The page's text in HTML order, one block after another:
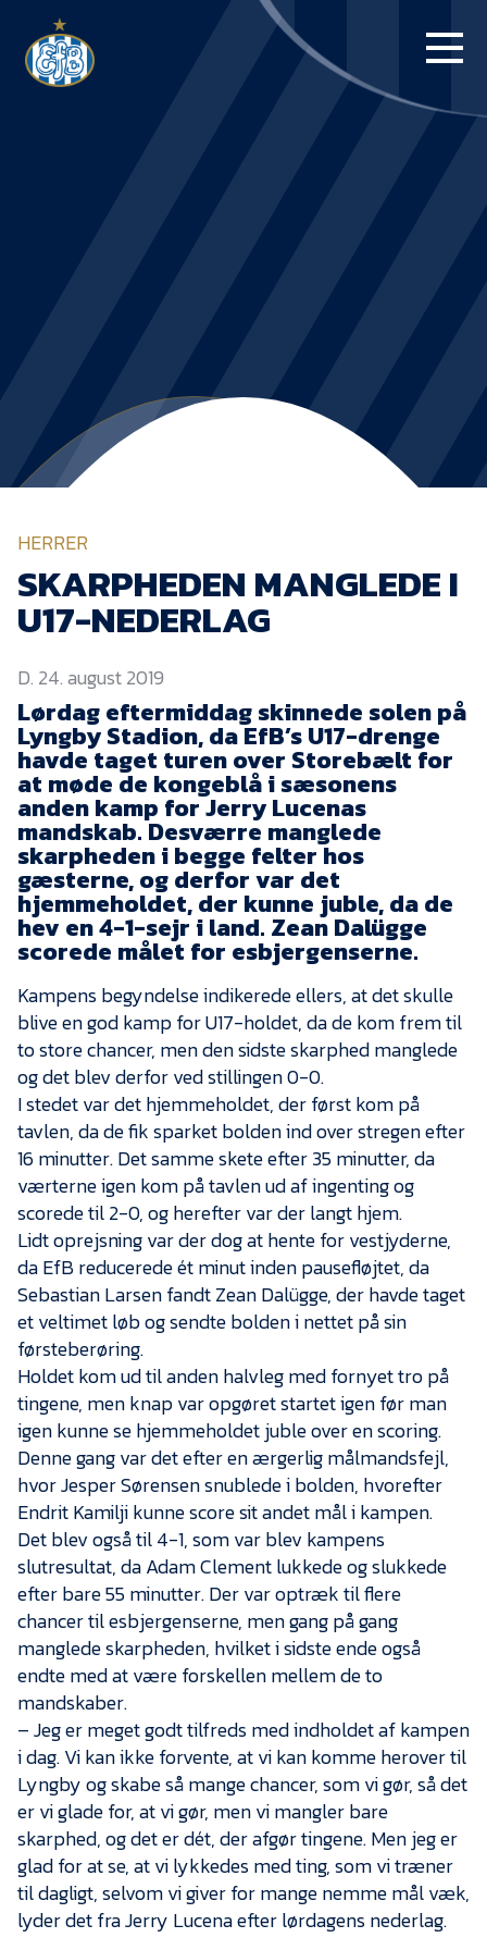
BLUE WATER
NYHEDER
EfB Akademi
Sydvestjysk Fodbold
Samarbejde
Partnere
Blue Water Arena
Aktionærinformation
Kontakt
Job i EfB
Presse
HERRER
SKARPHEDEN MANGLEDE I
U17-NEDERLAG
D. 24. august 2019
Lørdag eftermiddag skinnede solen på
Lyngby Stadion, da EfB’s U17-drenge
havde taget turen over Storebælt for
at møde de kongeblå i sæsonens
anden kamp for Jerry Lucenas
mandskab. Desværre manglede
skarpheden i begge felter hos
gæsterne, og derfor var det
hjemmeholdet, der kunne juble, da de
hev en 4-1-sejr i land. Zean Dalügge
scorede målet for esbjergenserne.
Kampens begyndelse indikerede ellers, at det skulle
blive en god kamp for U17-holdet, da de kom frem til
to store chancer, men den sidste skarphed manglede
og det blev derfor ved stillingen 0-0.
I stedet var det hjemmeholdet, der først kom på
tavlen, da de fik sparket bolden ind over stregen efter
16 minutter. Det samme skete efter 35 minutter, da
værterne igen kom på tavlen ud af ingenting og
scorede til 2-0, og herefter var der langt hjem.
Lidt oprejsning var der dog at hente for vestjyderne,
da EfB reducerede ét minut inden pausefløjtet, da
Sebastian Larsen fandt Zean Dalügge, der havde taget
et veltimet løb og sendte bolden i nettet på sin
førsteberøring.
Holdet kom ud til anden halvleg med fornyet tro på
tingene, men knap var opgøret startet igen før man
igen kunne se hjemmeholdet juble over en scoring.
Denne gang var det efter en ærgerlig målmandsfejl,
hvor Jesper Sørensen snublede i bolden, hvorefter
Endrit Kamilji kunne score sit andet mål i kampen.
Det blev også til 4-1, som var blev kampens
slutresultat, da Adam Clement lukkede og slukkede
efter bare 55 minutter. Der var optræk til flere
chancer til esbjergenserne, men gang på gang
manglede skarpheden, hvilket i sidste ende også
endte med at være forskellen mellem de to
mandskaber.
– Jeg er meget godt tilfreds med indholdet af kampen
i dag. Vi kan ikke forvente, at vi kan komme herover til
Lyngby og skabe så mange chancer, som vi gør, så det
er vi glade for, at vi gør, men vi mangler bare
skarphed, og det er dét, der afgør tingene. Men jeg er
glad for at se, at vi lykkedes med ting, som vi træner
til dagligt, selvom vi giver for mange nemme mål væk,
lyder det fra Jerry Lucena efter lørdagens nederlag.